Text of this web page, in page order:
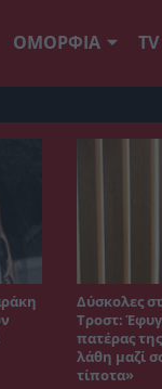
ΟΜΟΡΦΙΑ TV
Δύσκολες
Τροστ:
πατέρας
λάθη μαζί
τίποτα»